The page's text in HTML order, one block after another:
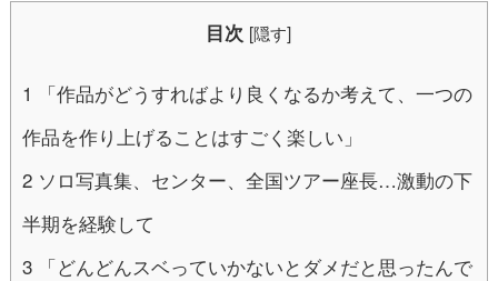
目次 [隠す]
1
「作品がどうすればより良くなるか考えて、一つの
作品を作り上げることはすごく楽しい」
2ソロ写真集、センター、全国ツアー座長…激動の下
半期を経験して
3「どんどんスベっていかないとダメだと思ったんで